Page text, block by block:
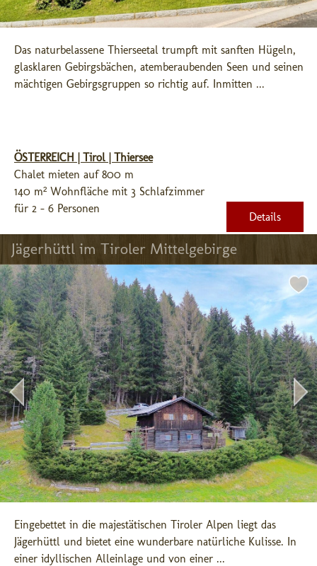
Das naturbelassene Thierseetal trumpft mit sanften Hügeln,
glasklaren Gebirgsbächen, atemberaubenden Seen und seinen
mächtigen Gebirgsgruppen so richtig auf. Inmitten ...
ÖSTERREICH | Tirol | Thiersee
Chalet mieten auf 800 m
140 m² Wohnfläche mit 3 Schlafzimmer
für 2 - 6 Personen
Details
Jägerhüttl im Tiroler Mittelgebirge
Eingebettet in die majestätischen Tiroler Alpen liegt das
Jägerhüttl und bietet eine wunderbare natürliche Kulisse. In
einer idyllischen Alleinlage und von einer ...